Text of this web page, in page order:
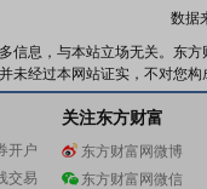
数据
信息，与本站立场无关。东
未经过本网站证实，不对您
开户
交易
关注东方财富
东方财富网微博
东方财富网微信